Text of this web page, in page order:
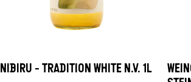
NIBIRU - TRADITION WHITE N.V. 1L